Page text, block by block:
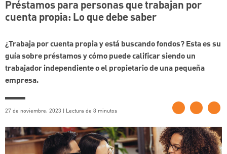
Préstamos para personas que trabajan por
cuenta propia: Lo que debe saber
¿Trabaja por cuenta propia y está buscando fondos? Esta es su
guía sobre préstamos y cómo puede calificar siendo un
trabajador independiente o el propietario de una pequeña
empresa.
27 de noviembre, 2023 | Lectura de 8 minutos